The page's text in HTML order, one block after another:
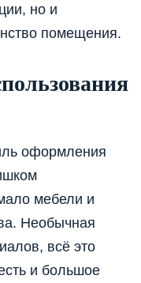
но и
помещения.
оформления
мебели и
Необычная
всё это
и большое